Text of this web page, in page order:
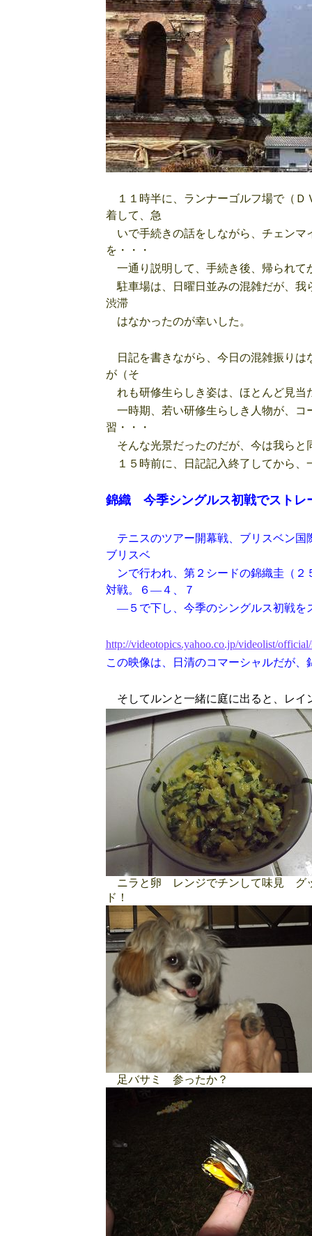
１１時半に、ランナーゴルフ場で（Ｄ
着して、急
いで手続きの話をしながら、チェンマ
を・・・
一通り説明して、手続き後、帰られ
駐車場は、日曜日並みの混雑だが、我
渋滞
はなかったのが幸いした。
日記を書きながら、今日の混雑振りは
が（そ
れも研修生らしき姿は、ほとんど見当
一時期、若い研修生らしき人物が、コ
習・・・
そんな光景だったのだが、今は我ら
１５時前に、日記記入終了してから、
錦織 今季シングルス初戦でストレ
テニスのツアー開幕戦、ブリスベン国
ブリスベ
ンで行われ、第２シードの錦織圭（２
対戦。６―４、７
―５で下し、今季のシングルス初戦を
http://videotopics.yahoo.co.jp/videolist/
この映像は、日清のコマーシャルだが
そしてルンと一緒に庭に出ると、レ
ニラと卵 レンジでチンして味見 グ
ド！
足バサミ 参ったか？